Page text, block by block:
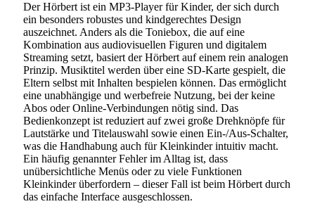
Der Hörbert ist ein MP3-Player für Kinder, der sich durch
ein besonders robustes und kindgerechtes Design
auszeichnet. Anders als die Toniebox, die auf eine
Kombination aus audiovisuellen Figuren und digitalem
Streaming setzt, basiert der Hörbert auf einem rein analogen
Prinzip. Musiktitel werden über eine SD-Karte gespielt, die
Eltern selbst mit Inhalten bespielen können. Das ermöglicht
eine unabhängige und werbefreie Nutzung, bei der keine
Abos oder Online-Verbindungen nötig sind. Das
Bedienkonzept ist reduziert auf zwei große Drehknöpfe für
Lautstärke und Titelauswahl sowie einen Ein-/Aus-Schalter,
was die Handhabung auch für Kleinkinder intuitiv macht.
Ein häufig genannter Fehler im Alltag ist, dass
unübersichtliche Menüs oder zu viele Funktionen
Kleinkinder überfordern – dieser Fall ist beim Hörbert durch
das einfache Interface ausgeschlossen.